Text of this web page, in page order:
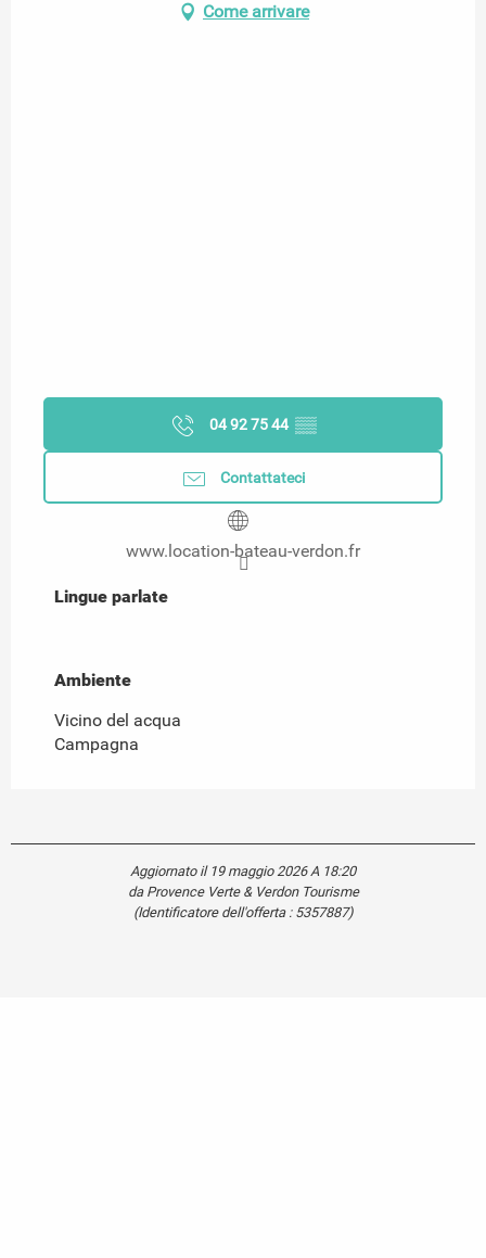
Come arrivare
04 92 75 44 ▒▒
Contattateci
www.location-bateau-verdon.fr
Lingue parlate
Lingue parlate
Ambiente
Ambiente
Vicino del acqua
Campagna
Aggiornato il 19 maggio 2026 A 18:20
da Provence Verte & Verdon Tourisme
(Identificatore dell'offerta : 5357887)